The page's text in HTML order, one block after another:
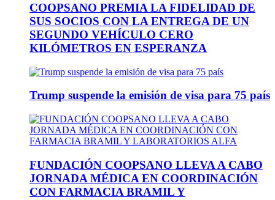
COOPSANO PREMIA LA FIDELIDAD DE
SUS SOCIOS CON LA ENTREGA DE UN
SEGUNDO VEHÍCULO CERO
KILÓMETROS EN ESPERANZA
Trump suspende la emisión de visa para 75 país
FUNDACIÓN COOPSANO LLEVA A CABO
JORNADA MÉDICA EN COORDINACIÓN
CON FARMACIA BRAMIL Y